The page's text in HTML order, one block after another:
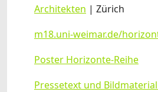
Architekten | Zürich
m18.uni-weimar.de/
Poster Horizonte-Reihe
Pressetext und